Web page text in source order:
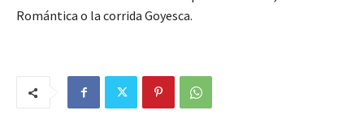
Romántica o la corrida Goyesca.